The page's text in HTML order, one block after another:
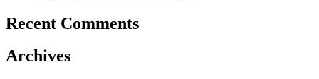
Recent Comments
Archives